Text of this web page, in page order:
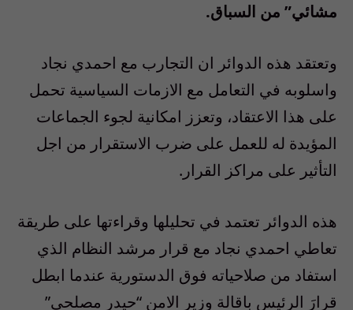
مشائي” من السباق.
وتعتقد هذه الدوائر ان التجارب مع احمدي نجاد
واسلوبه في التعامل مع الازمات السياسية تحمل
على هذا الاعتقاد، وتعزز امكانية لجوء الجماعات
المؤيدة له للعمل على ضرب الاستقرار من اجل
التأثير على مراكز القرار.
هذه الدوائر تعتمد في تحليلها وقراءتها على طريقة
تعاطي احمدي نجاد مع قرار مرشد النظام الذي
استفاد من صلاحياته فوق الدستورية عندما ابطل
قرارَ الرئيس باقالة وزير الامن “حيدر مصلحي”